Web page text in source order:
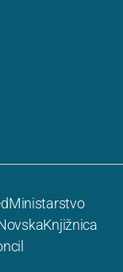
Ministarstvo
Knjižnica